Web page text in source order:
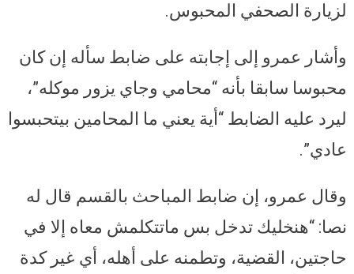
لزيارة الصحفي المحبوس.
وأشار عمرو إلى إجابته على ضابط سأله إن كان
محبوسا سابقا بأنه “محامي وجاي يزور موكله”،
ليرد عليه الضابط “أية يعني ما المحامين بيتحبسوا
عادي”.
وقال عمرو، إن ضابط المباحث بالقسم قال له
نصا: “هنخليك تدخل بس ماتتكلمش معاه إلا في
حاجتين، القضية، وتطمنه على أهله، أي غير كدة